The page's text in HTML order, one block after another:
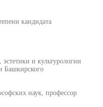
кандидата
и культурологии
Башкирского
наук, профессор